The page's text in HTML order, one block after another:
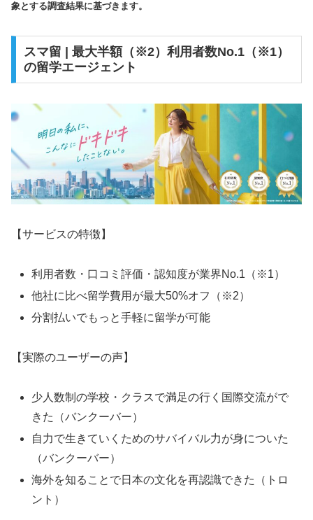
象とする調査結果に基づきます。
スマ留 | 最大半額（※2）利用者数No.1（※1）
の留学エージェント
【サービスの特徴】
利用者数・口コミ評価・認知度が業界No.1（※1）
他社に比べ留学費用が最大50%オフ（※2）
分割払いでもっと手軽に留学が可能
【実際のユーザーの声】
少人数制の学校・クラスで満足の行く国際交流がで
きた（バンクーバー）
自力で生きていくためのサバイバル力が身についた
（バンクーバー）
海外を知ることで日本の文化を再認識できた（トロ
ント）